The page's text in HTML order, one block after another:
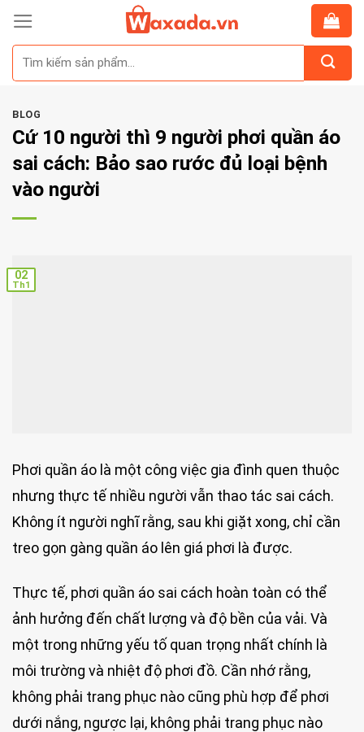
Skip
content
BLOG
Cứ 10 người thì 9 người phơi quần áo
sai cách: Bảo sao rước đủ loại bệnh
vào người
02
Th1
Phơi quần áo là một công việc gia đình quen thuộc
nhưng thực tế nhiều người vẫn thao tác sai cách.
Không ít người nghĩ rằng, sau khi giặt xong, chỉ cần
treo gọn gàng quần áo lên giá phơi là được.
Thực tế, phơi quần áo sai cách hoàn toàn có thể
ảnh hưởng đến chất lượng và độ bền của vải. Và
một trong những yếu tố quan trọng nhất chính là
môi trường và nhiệt độ phơi đồ. Cần nhớ rằng,
không phải trang phục nào cũng phù hợp để phơi
dưới nắng, ngược lại, không phải trang phục nào